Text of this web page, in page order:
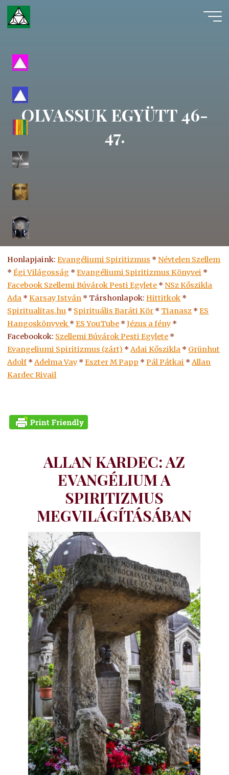
Skip
content
OLVASSUK EGYÜTT 46-
47.
Honlapjaink:Evangéliumi Spiritizmus * Névtelen Szellem
*Égi Világosság *Evangéliumi Spiritizmus Könyvei *
Facebook Szellemi Búvárok Pesti Egylete * NSz Kőszikla
Ada *Karsay István * Társhonlapok:Hittitkok *
Spiritualitas.hu * Spirituális Baráti Kör * Tianasz *ES
Hangoskönyvek *ESYouTube *Jézus a fény *
Facebookok: Szellemi Búvárok Pesti Egylete *
Evangeliumi Spiritizmus (zárt) *Adai Kőszikla * Grünhut
Adolf *Adelma Vay *Eszter M Papp *Pál Pátkai *Allan
Kardec Rivail
ALLAN KARDEC: AZ
EVANGÉLIUM A
SPIRITIZMUS
MEGVILÁGÍTÁSÁBAN